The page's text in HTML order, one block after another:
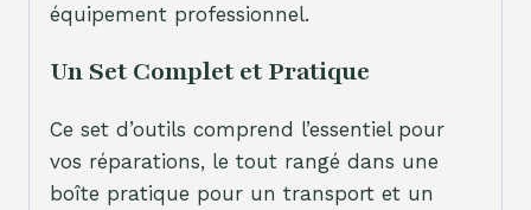
équipement professionnel.
Un Set Complet et Pratique
Ce set d’outils comprend l’essentiel pour
vos réparations, le tout rangé dans une
boîte pratique pour un transport et un